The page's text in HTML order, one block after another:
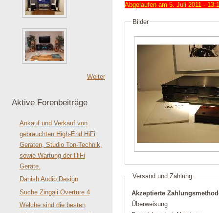
Weiter
Aktive Forenbeiträge
Ankauf und Verkauf von
gebrauchten High-End HiFi
Geräten, Studio Ton-Technik,
sowie Wartung der HiFi
Geräte.
Danish Audio Design
Suche Zingali Overture 4
Welche sind die besten
Abgelaufen am 5. Juli 2011 -
Bilder
Versand und Zahlung
Akzeptierte
Überweisung